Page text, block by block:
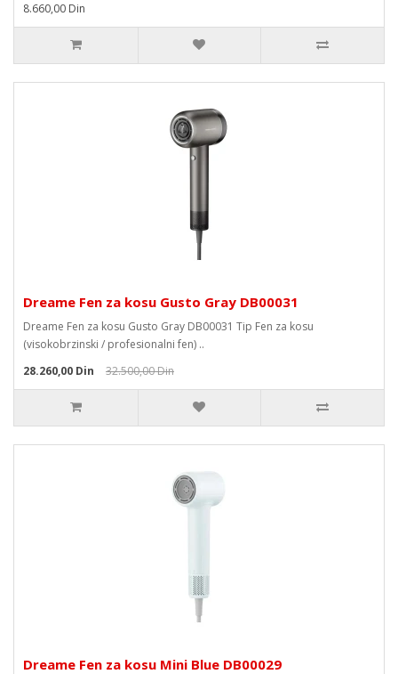
8.660,00 Din
Dreame Fen za kosu Gusto Gray DB00031
Dreame Fen za kosu Gusto Gray DB00031 Tip Fen za kosu
(visokobrzinski / profesionalni fen) ..
28.260,00 Din
32.500,00 Din
Dreame Fen za kosu Mini Blue DB00029